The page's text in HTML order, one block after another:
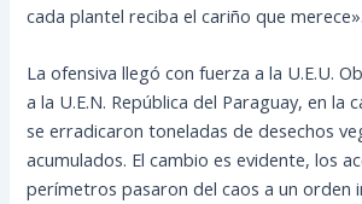
cada plantel reciba el cariño que merece».
La ofensiva llegó con fuerza a la U.E.U.
a la U.E.N. República del Paraguay, en la
se erradicaron toneladas de desechos
acumulados. El cambio es evidente, los
perímetros pasaron del caos a un orden